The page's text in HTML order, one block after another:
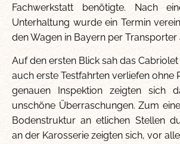
Fachwerkstatt benötigte. Nach
Unterhaltung wurde ein Termin
den Wagen in Bayern per Transporter
Auf den ersten Blick sah das
auch erste Testfahrten verliefen ohne
genauen Inspektion zeigten sich
unschöne Überraschungen. Zum
Bodenstruktur an etlichen Stellen
an der Karosserie zeigten sich, vor